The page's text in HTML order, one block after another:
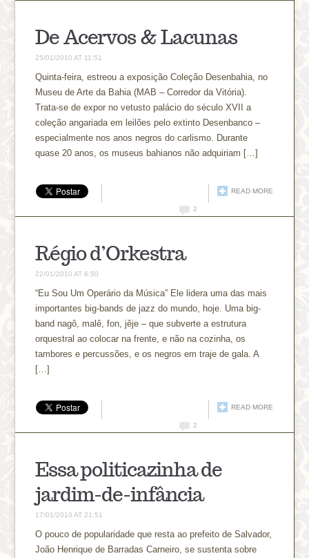
De Acervos & Lacunas
25/01/2010 AT 11:51
Quinta-feira, estreou a exposição Coleção Desenbahia, no
Museu de Arte da Bahia (MAB – Corredor da Vitória).
Trata-se de expor no vetusto palácio do século XVII a
coleção angariada em leilões pelo extinto Desenbanco –
especialmente nos anos negros do carlismo. Durante
quase 20 anos, os museus bahianos não adquiriam […]
READ MORE
2
Régio d’Orkestra
22/01/2010 AT 6:50
“Eu Sou Um Operário da Música” Ele lidera uma das mais
importantes big-bands de jazz do mundo, hoje. Uma big-
band nagô, malê, fon, jêje – que subverte a estrutura
orquestral ao colocar na frente, e não na cozinha, os
tambores e percussões, e os negros em traje de gala. A
[…]
READ MORE
2
Essa politicazinha de
jardim-de-infância
17/01/2010 AT 21:51
O pouco de popularidade que resta ao prefeito de Salvador,
João Henrique de Barradas Carneiro, se sustenta sobre